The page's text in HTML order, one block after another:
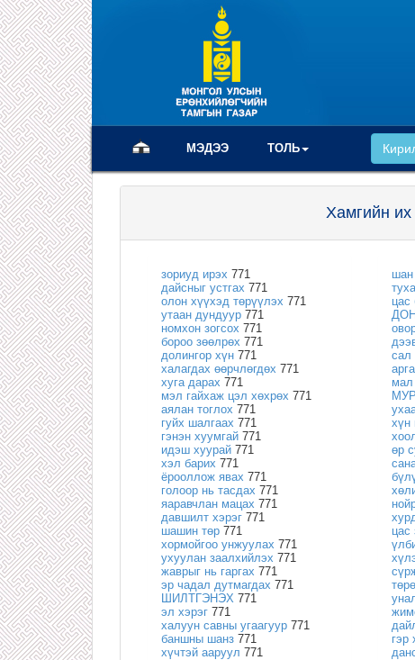
(current)МЭДЭЭ ТОЛЬ
Хамгийн их
зориуд ирэх 771
дайсныг устгах 771
олон хүүхэд төрүүлэх 771
утаан дундуур 771
номхон зогсох 771
бороо зөөлрөх 771
долингор хүн 771
халагдах өөрчлөгдөх 771
хуга дарах 771
мэл гайхаж цэл хөхрөх 771
аялан тоглох 771
гуйх шалгаах 771
гэнэн хуумгай 771
идэш хуурай 771
хэл барих 771
ёрооллож явах 771
голоор нь тасдах 771
яаравчлан мацах 771
давшилт хэрэг 771
шашин төр 771
хормойгоо унжуулах 771
ухуулан заалхийлэх 771
жаврыг нь гаргах 771
эр чадал дутмагдах 771
ШИЛТГЭНЭХ 771
эл хэрэг 771
халуун савны угаагуур 771
баншны шанз 771
хүчтэй ааруул 771
шан
цас
сал
мал
хүн
өр
цас
гэр